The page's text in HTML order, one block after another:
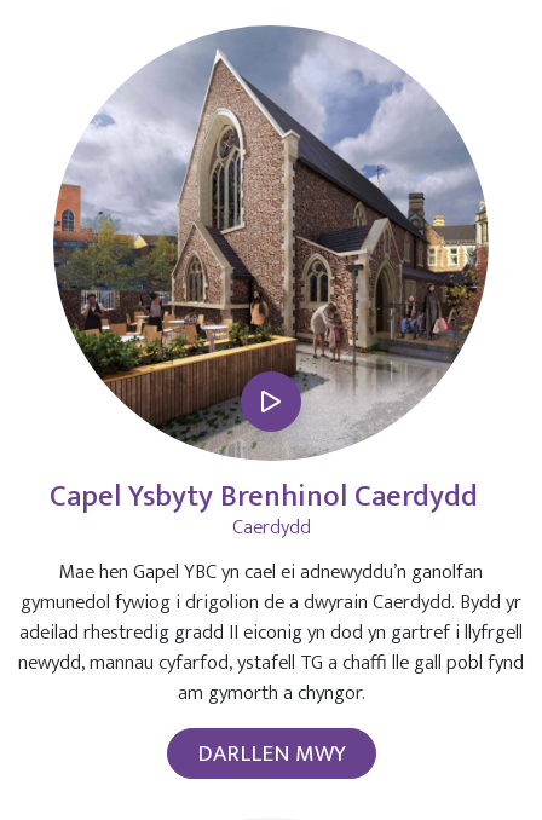
Capel Ysbyty Brenhinol Caerdydd
Caerdydd
Mae hen Gapel YBC yn cael ei adnewyddu’n ganolfan
gymunedol fywiog i drigolion de a dwyrain Caerdydd. Bydd yr
adeilad rhestredig gradd II eiconig yn dod yn gartref i llyfrgell
newydd, mannau cyfarfod, ystafell TG a chaffi lle gall pobl fynd
am gymorth a chyngor.
DARLLEN MWY